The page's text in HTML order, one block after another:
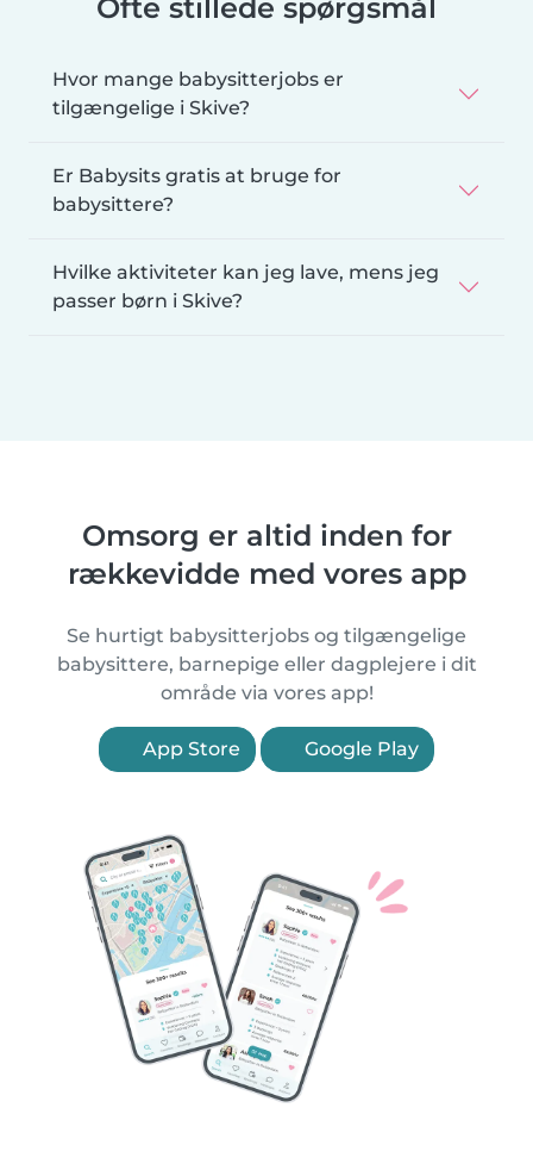
Ofte stillede spørgsmål
Hvor mange babysitterjobs er
tilgængelige i Skive?
Er Babysits gratis at bruge for
babysittere?
Hvilke aktiviteter kan jeg lave, mens jeg
passer børn i Skive?
Omsorg er altid inden for
rækkevidde med vores app
Se hurtigt babysitterjobs og tilgængelige
babysittere, barnepige eller dagplejere i dit
område via vores app!
App Store Google Play